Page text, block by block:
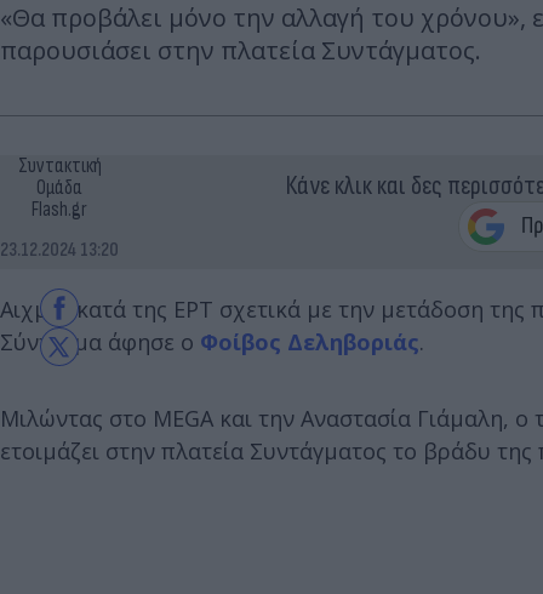
«Θα προβάλει μόνο την αλλαγή του
παρουσιάσει στην πλατεία Συντάγματος.
Συντακτική
Ομάδα
Flash.gr
23.12.2024 13:20
Κάνε κλικ και δες
Αιχμές κατά της ΕΡΤ σχετικά με την μετάδοση
Σύνταγμα άφησε ο Φοίβος Δεληβοριάς.
Μιλώντας στο MEGA και την Αναστασία Γιάμαλη,
ετοιμάζει στην πλατεία Συντάγματος το βράδυ